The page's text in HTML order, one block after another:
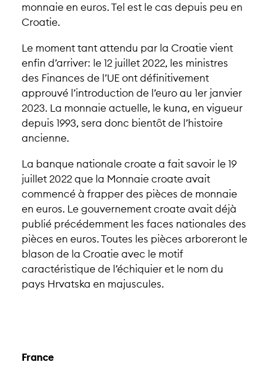
monnaie en euros. Tel est le cas depuis peu en
Croatie.
Le moment tant attendu par la Croatie vient
enfin d’arriver: le 12 juillet 2022, les ministres
des Finances de l’UE ont définitivement
approuvé l’introduction de l’euro au 1er janvier
2023. La monnaie actuelle, le kuna, en vigueur
depuis 1993, sera donc bientôt de l’histoire
ancienne.
La banque nationale croate a fait savoir le 19
juillet 2022 que la Monnaie croate avait
commencé à frapper des pièces de monnaie
en euros. Le gouvernement croate avait déjà
publié précédemment les faces nationales des
pièces en euros. Toutes les pièces arboreront le
blason de la Croatie avec le motif
caractéristique de l’échiquier et le nom du
pays Hrvatska en majuscules.
France